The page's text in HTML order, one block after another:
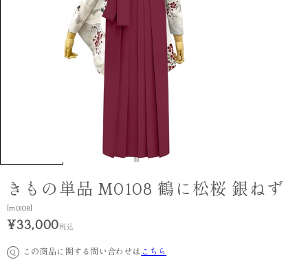
きもの単品 M0108 鶴に松桜 銀ねず
[m0108]
¥33,000税込
Q この商品に関する問い合わせは こちら